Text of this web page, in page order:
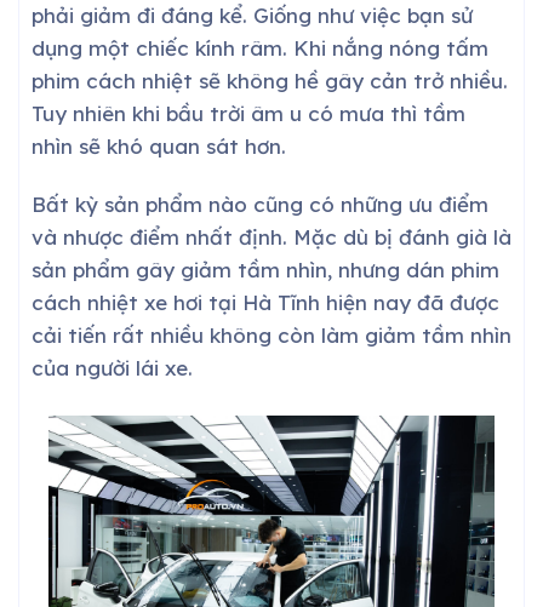
phải giảm đi đáng kể. Giống như việc bạn sử
dụng một chiếc kính râm. Khi nắng nóng tấm
phim cách nhiệt sẽ không hề gây cản trở nhiều.
Tuy nhiên khi bầu trời âm u có mưa thì tầm
nhìn sẽ khó quan sát hơn.
Bất kỳ sản phẩm nào cũng có những ưu điểm
và nhược điểm nhất định. Mặc dù bị đánh già là
sản phẩm gây giảm tầm nhìn, nhưng dán phim
cách nhiệt xe hơi tại Hà Tĩnh hiện nay đã được
cải tiến rất nhiều không còn làm giảm tầm nhìn
của người lái xe.